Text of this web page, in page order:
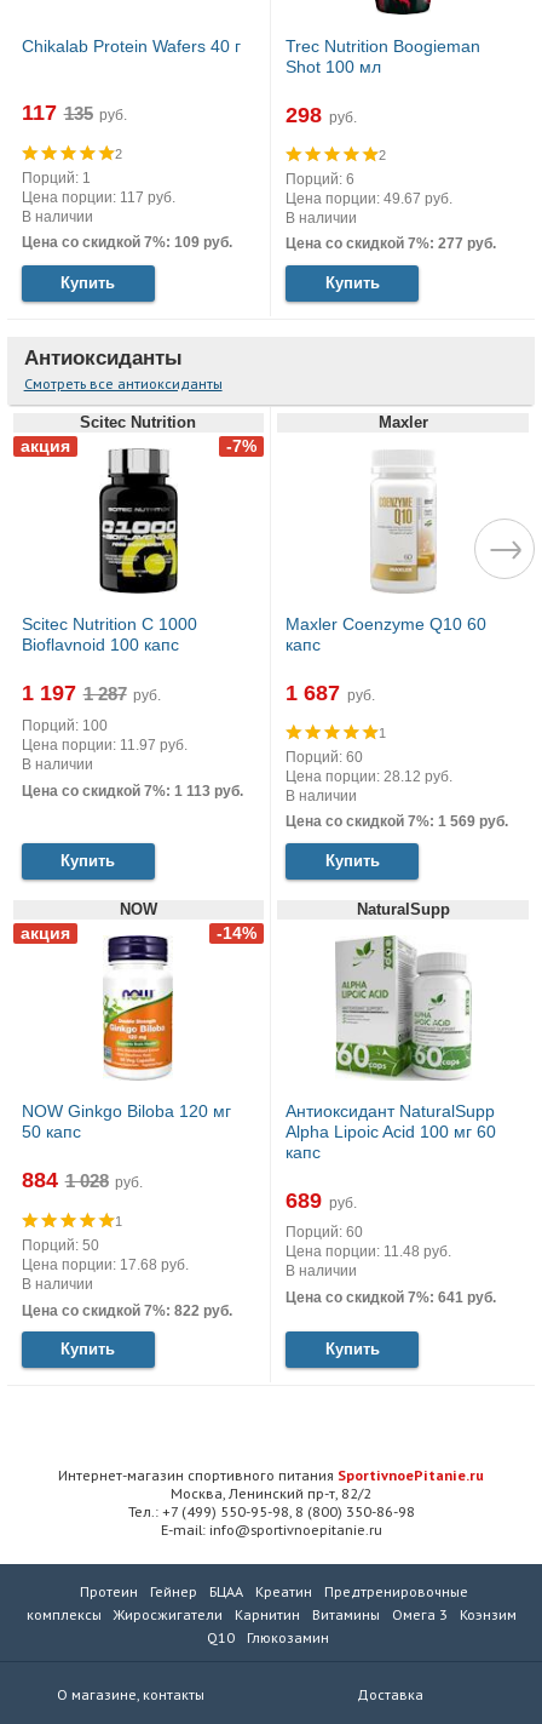
Chikalab Protein Wafers 40 г
117 руб.
2
Порций: 1
Цена порции: 117 руб.
В наличии
Цена со скидкой 7%: 109 руб.
Купить
Trec Nutrition Boogieman
Shot 100 мл
298 руб.
2
Порций: 6
Цена порции: 49.67 руб.
В наличии
Цена со скидкой 7%: 277 руб.
Купить
Антиоксиданты
Смотреть все антиоксиданты
Scitec Nutrition
Scitec Nutrition C 1000
Bioflavnoid 100 капс
1 197
руб.
Порций: 100
Цена порции: 11.97 руб.
В наличии
Цена со скидкой 7%: 1 113 руб.
Купить
Maxler
Maxler Coenzyme Q10 60
капс
1 687 руб.
1
Порций: 60
Цена порции: 28.12 руб.
В наличии
Цена со скидкой 7%: 1 569 руб.
Купить
NOW
NOW Ginkgo Biloba 120 мг
50 капс
884 руб.
1
Порций: 50
Цена порции: 17.68 руб.
В наличии
Цена со скидкой 7%: 822 руб.
Купить
NaturalSupp
Антиоксидант NaturalSupp
Alpha Lipoic Acid 100 мг 60
капс
689 руб.
Порций: 60
Цена порции: 11.48 руб.
В наличии
Цена со скидкой 7%: 641 руб.
Купить
Интернет-магазин спортивного питания SportivnoePitanie.ru
Москва, Ленинский пр-т, 82/2
Тел.: +7 (499) 550-95-98, 8 (800) 350-86-98
E-mail: info@sportivnoepitanie.ru
Протеин Гейнер БЦАА Креатин
Предтренировочные
комплексы
Жиросжигатели Карнитин Витамины Омега 3
Коэнзим
Q10
Глюкозамин
О магазине, контакты Доставка